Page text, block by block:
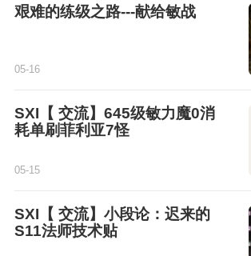
艰难的练级之路---献给敏战
05-16
SXI【 交流】645级敏力魔0消
耗单刷菲利亚7怪
05-15
SXI【 交流】小段论：迟来的
S11法师技术贴